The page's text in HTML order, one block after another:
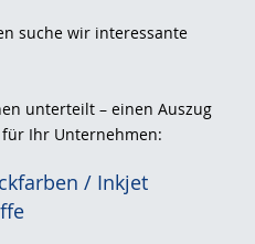
suche wir interessante
unterteilt – einen Auszug
Ihr Unternehmen:
/ Inkjet